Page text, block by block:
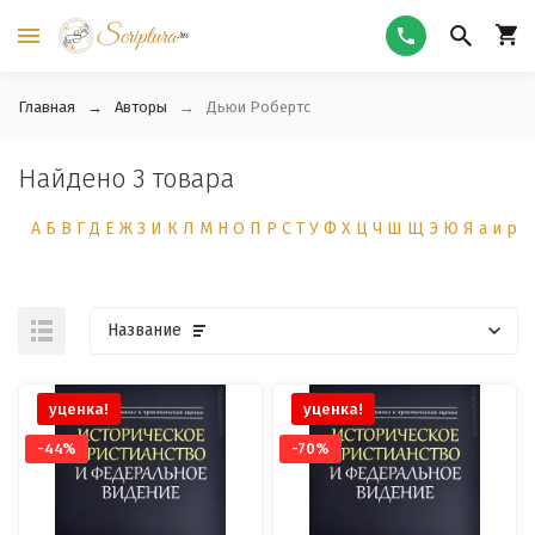
Главная Авторы Дьюи Робертс
Найдено 3 товара
А Б В Г Д Е Ж З И К Л М Н О П Р С Т У Ф Х Ц Ч Ш Щ Э Ю Я а и р
Название
уценка!
-44%
уценка!
-70%